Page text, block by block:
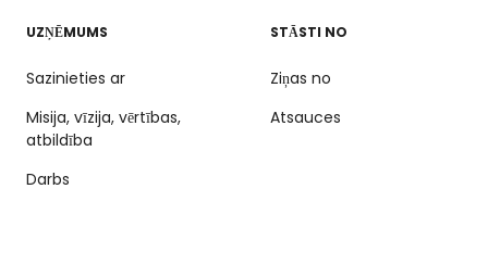
UZŅĒMUMS
Sazinieties ar
Misija, vīzija, vērtības,
atbildība
Darbs
STĀSTI NO
Ziņas no
Atsauces